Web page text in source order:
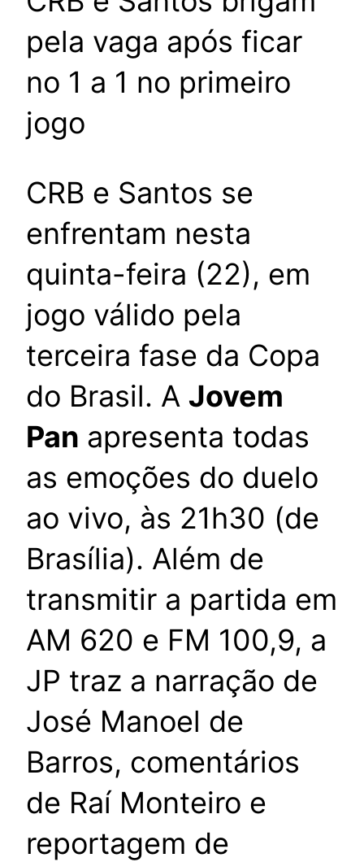
pela vaga após ficar
no 1 a 1 no primeiro
jogo
CRB e Santos se
enfrentam nesta
quinta-feira (22), em
jogo válido pela
terceira fase da Copa
do Brasil. A Jovem
Pan apresenta todas
as emoções do duelo
ao vivo, às 21h30 (de
Brasília). Além de
transmitir a partida em
AM 620 e FM 100,9, a
JP traz a narração de
José Manoel de
Barros, comentários
de Raí Monteiro e
reportagem de